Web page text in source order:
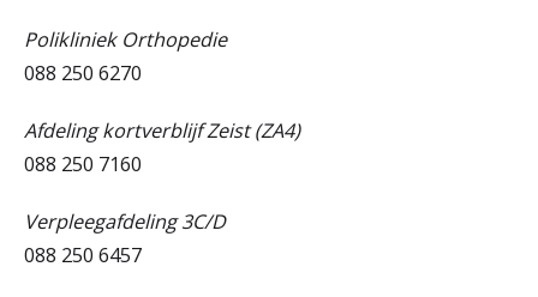
Polikliniek Orthopedie
088 250 6270
Afdeling kortverblijf Zeist (ZA4)
088 250 7160
Verpleegafdeling 3C/D
088 250 6457